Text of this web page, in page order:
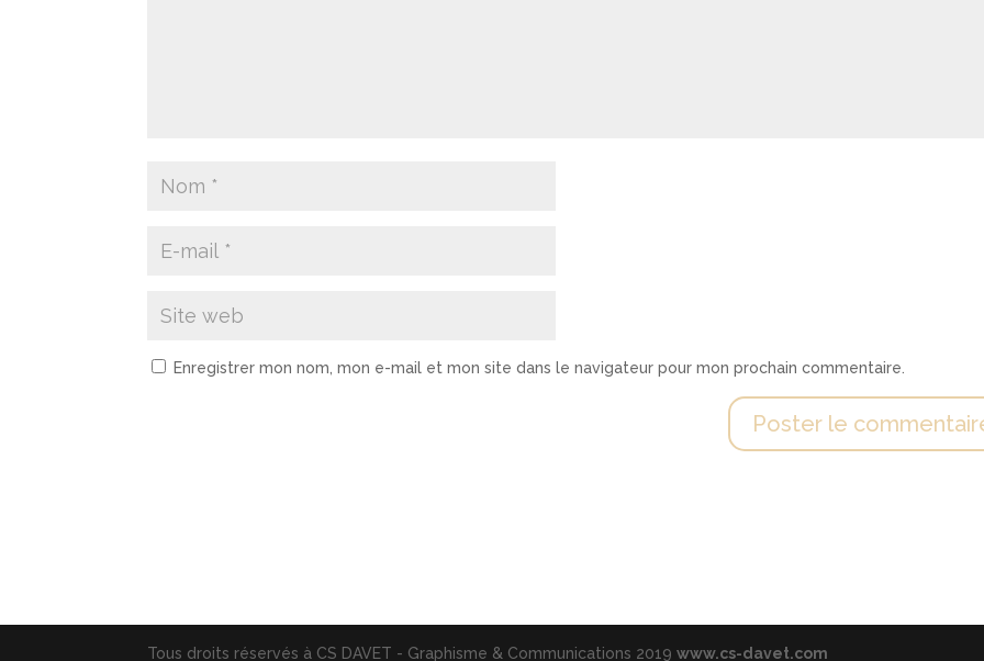
Enregistrer mon nom, mon e-mail et mon site dans le navigateur pour mon prochain commentaire.
Tous droits réservés à CS DAVET - Graphisme & Communications 2019www.cs-davet.com